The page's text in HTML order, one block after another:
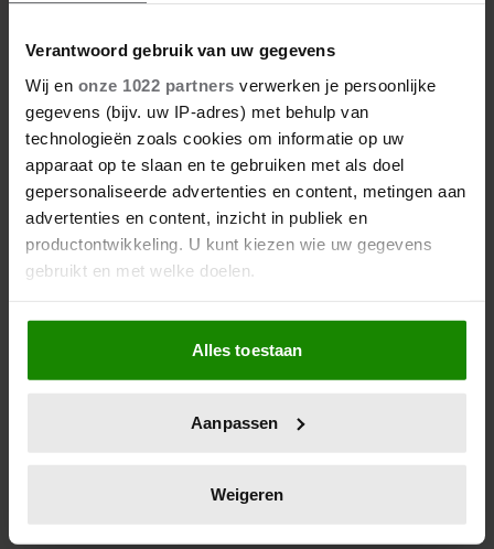
Verantwoord gebruik van uw gegevens
Wij en onze 1022 partners verwerken je persoonlijke
gegevens (bijv. uw IP-adres) met behulp van
technologieën zoals cookies om informatie op uw
apparaat op te slaan en te gebruiken met als doel
gepersonaliseerde advertenties en content, metingen aan
advertenties en content, inzicht in publiek en
productontwikkeling. U kunt kiezen wie uw gegevens
gebruikt en met welke doelen.
Als u het toestaat, willen we ook graag:
Informatie verzamelen over uw geografische
locatie, die tot een paar meter nauwkeurig kan zijn
scannen op specifieke eigenschappen (fingerprinting)
verwerkt en stel uw voorkeuren in het
intrekken in de Cookieverklaring.
Alles toestaan
Aanpassen
Weigeren
kosten)
Dit is wat slecht slapen écht met
je doet